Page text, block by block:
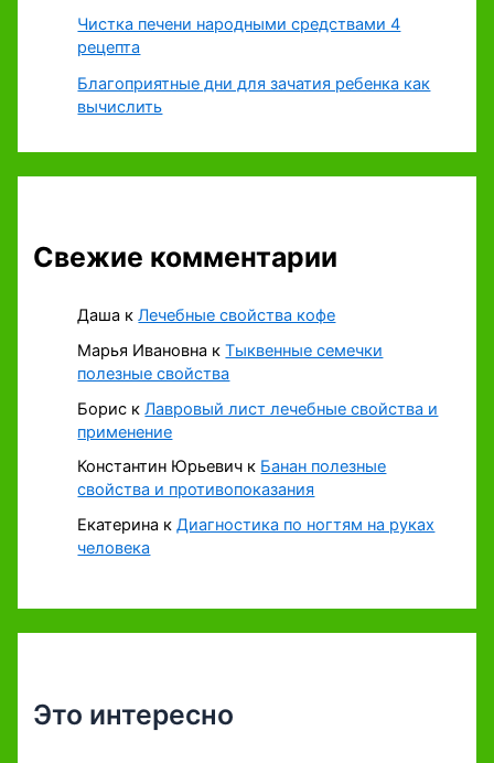
Чистка печени народными средствами 4
рецепта
Благоприятные дни для зачатия ребенка как
вычислить
Свежие комментарии
Даша кЛечебные свойства кофе
Марья Ивановна кТыквенные семечки
полезные свойства
Борис кЛавровый лист лечебные свойства и
применение
Константин Юрьевич к Банан полезные
свойства и противопоказания
Екатерина кДиагностика по ногтям на руках
человека
Это интересно